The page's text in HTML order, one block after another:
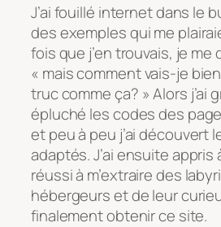
J’ai fouillé internet dans le
des exemples qui me
fois que j’en trouvais, je me
« mais comment vais-je
truc comme ça? » Alors j’ai
épluché les codes des
et peu à peu j’ai découvert
adaptés. J’ai ensuite appris
réussi à m’extraire des
hébergeurs et de leur
finalement obtenir ce site.